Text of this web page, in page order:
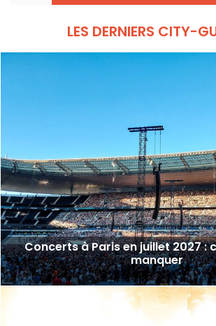
LES DERNIERS CITY-
Concerts à Paris en juillet 2027 :
manquer